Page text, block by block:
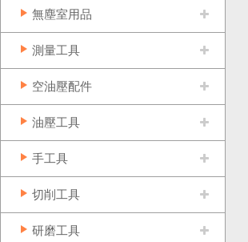
無塵室用品
測量工具
空油壓配件
油壓工具
手工具
切削工具
研磨工具